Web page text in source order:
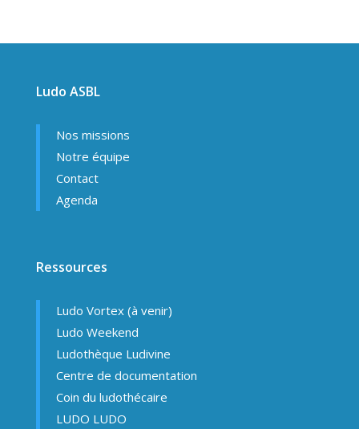
Ludo ASBL
Nos missions
Notre équipe
Contact
Agenda
Ressources
Ludo Vortex (à venir)
Ludo Weekend
Ludothèque Ludivine
Centre de documentation
Coin du ludothécaire
LUDO LUDO